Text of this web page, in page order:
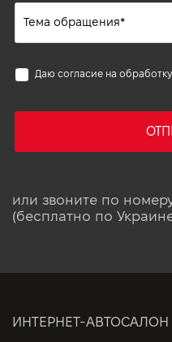
Даю согласие на обработку
или звоните по
(бесплатно по
ИНТЕРНЕТ-АВТОСАЛОН